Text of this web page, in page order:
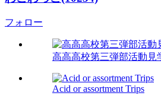
フォロー
高高高校第三弾部活動見
Acid or assortment Trips